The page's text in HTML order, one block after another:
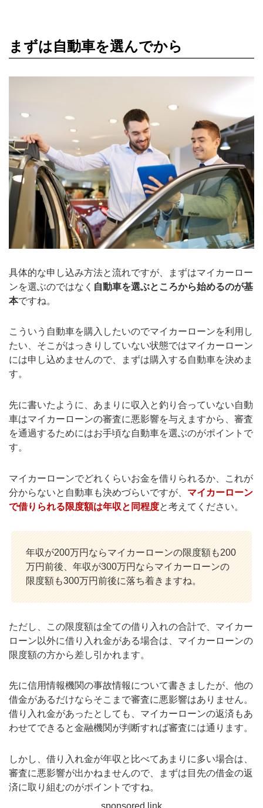
まずは自動車を選んでから
具体的な申し込み方法と流れですが、まずはマイカーロー
ンを選ぶのではなく 自動車を選ぶところから始めるのが基
本ですね。
こういう自動車を購入したいのでマイカーローンを利用し
たい、そこがはっきりしていない状態ではマイカーローン
には申し込めませんので、まずは購入する自動車を決めま
す。
先に書いたように、あまりに収入と釣り合っていない自動
車はマイカーローンの審査に悪影響を与えますから、審査
を通過するためにはお手頃な自動車を選ぶのがポイントで
す。
マイカーローンでどれくらいお金を借りられるか、これが
分からないと自動車も決めづらいですが、 マイカーローン
で借りられる限度額は年収と同程度と考えてください。
年収が200万円ならマイカーローンの限度額も200
万円前後、年収が300万円ならマイカーローンの
限度額も300万円前後に落ち着きますね。
ただし、この限度額は全ての借り入れの合計で、マイカー
ローン以外に借り入れ金がある場合は、マイカーローンの
限度額の方から差し引かれます。
先に信用情報機関の事故情報について書きましたが、他の
借金があるだけならそこまで審査に悪影響はありません。
借り入れ金があったとしても、マイカーローンの返済もあ
わせてできると金融機関が判断すれば審査には通ります。
しかし、借り入れ金が年収と比べてあまりに多い場合は、
審査に悪影響が出かねませんので、まずは目先の借金の返
済に取り組むのがポイントですね。